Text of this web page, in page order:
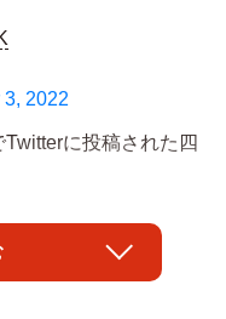
3, 2022
Twitterに投稿された四
漫画を制作・公開さ
社会風刺的な作風